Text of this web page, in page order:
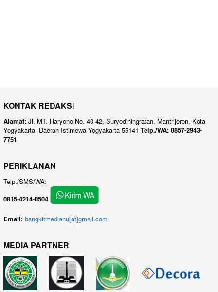
KONTAK REDAKSI
Alamat: Jl. MT. Haryono No. 40-42, Suryodiningratan, Mantrijeron, Kota
Yogyakarta, Daerah Istimewa Yogyakarta 55141 Telp./WA: 0857-2943-
7751
PERIKLANAN
Telp./SMS/WA:
0815-4214-0504
Email: bangkitmedianu[at]gmail.com
MEDIA PARTNER